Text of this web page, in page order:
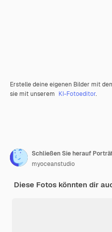
Erstelle deine eigenen Bilder mit
sie mit unserem KI-Fotoeditor.
myoceanstudio
Diese Fotos könnten dir